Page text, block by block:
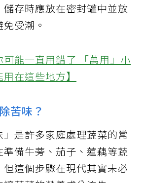
存時應放在密封罐中並放
受潮。
可能一直用錯了 「萬用」小
在這些地方】
苦味？
」是許多家庭處理蔬菜的常
準備牛蒡、茄子、蓮藕等蔬
這個步驟在現代其實未必